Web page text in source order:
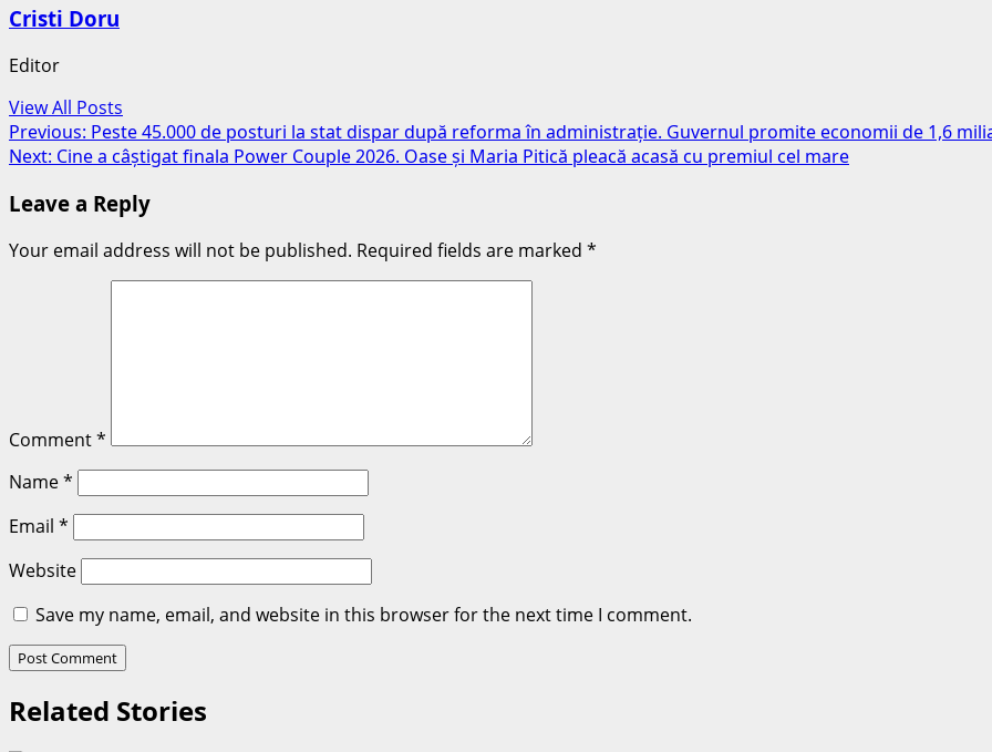
Cristi Doru
Editor
View All Posts
Previous: Peste 45.000 de posturi la stat dispar după reforma în administrație. Guvernul promite economii de 1,6
Next: Cine a câștigat finala Power Couple 2026. Oase și Maria Pitică pleacă acasă cu premiul cel mare
Leave a Reply
Your email address will not be published. Required fields are marked *
Comment*
Name*
Email *
Website
Save my name, email, and website in this browser for the next time I comment.
Related Stories